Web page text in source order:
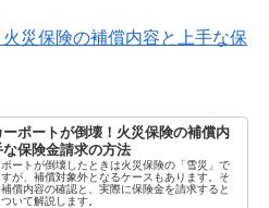
災保険の補償内容と上手な保
ポートが倒壊！火災保険の補償内
保険金請求の方法
ートが倒壊したときは火災保険の「雪災」で
が、補償対象外となるケースもあります。そ
償内容の確認と、実際に保険金を請求すると
いて解説します。